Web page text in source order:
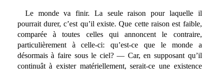
Le monde va finir. La seule raison pour laquelle il
pourrait durer, c’est qu’il existe. Que cette raison est faible,
comparée à toutes celles qui annoncent le contraire,
particulièrement à celle-ci: qu’est-ce que le monde a
désormais à faire sous le ciel? — Car, en supposant qu’il
continuât à exister matériellement, serait-ce une existence